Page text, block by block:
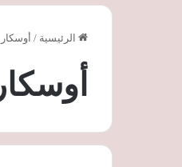
الرئيسية / أوسكار
أوسكار